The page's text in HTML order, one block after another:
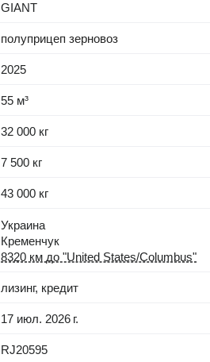
GIANT
полуприцеп зерновоз
2025
55 м³
32 000 кг
7 500 кг
43 000 кг
Украина
Кременчук
8320 км до "United States/Columbus"
лизинг, кредит
17 июл. 2026 г.
RJ20595